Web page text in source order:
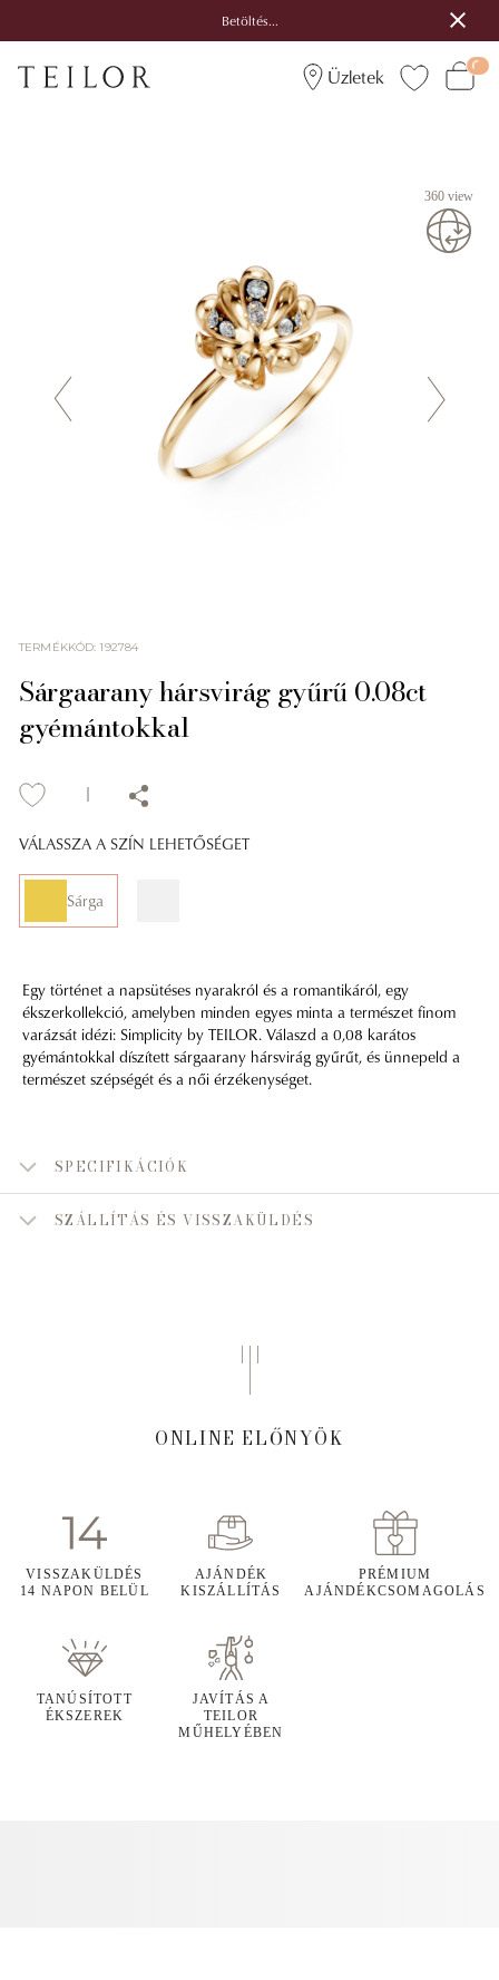
Betöltés...
Üzletek
360 view
TERMÉKKÓD:192784
Sárgaarany hársvirág gyűrű 0.08ct
gyémántokkal
VÁLASSZA A SZÍN LEHETŐSÉGET
Sárga
Egy történet a napsütéses nyarakról és a romantikáról, egy
ékszerkollekció, amelyben minden egyes minta a természet finom
varázsát idézi: Simplicity by TEILOR. Válaszd a 0,08 karátos
gyémántokkal díszített sárgaarany hársvirág gyűrűt, és ünnepeld a
természet szépségét és a női érzékenységet.
SPECIFIKÁCIÓK
SZÁLLÍTÁS ÉS VISSZAKÜLDÉS
ONLINE ELŐNYÖK
VISSZAKÜLDÉS
14 NAPON BELÜL
AJÁNDÉK
KISZÁLLÍTÁS
PRÉMIUM
AJÁNDÉKCSOMAGOLÁS
TANÚSÍTOTT
ÉKSZEREK
JAVÍTÁS A
TEILOR
MŰHELYÉBEN